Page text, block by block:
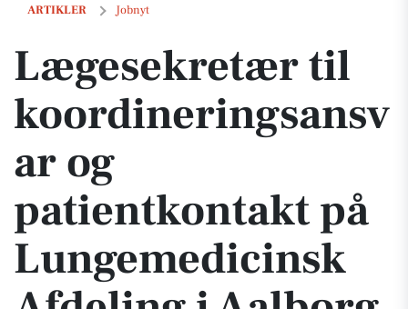
ARTIKLER Jobnyt
Lægesekretær til koordineringsansvar og patientkontakt på
Lægesekretær til
koordineringsansv
ar og
patientkontakt på
Lungemedicinsk